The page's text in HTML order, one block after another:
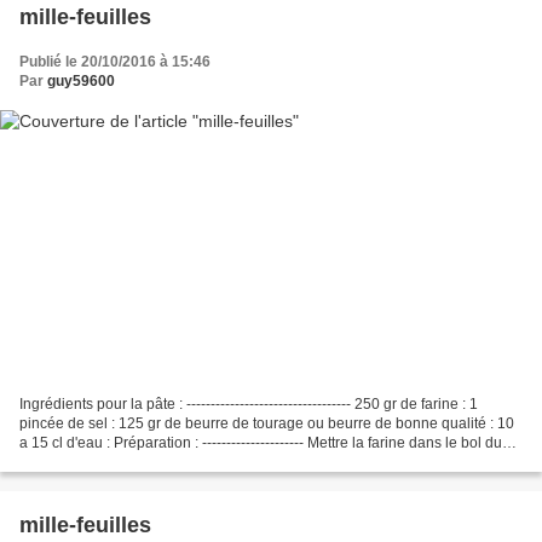
mille-feuilles
Publié le 20/10/2016 à 15:46
Par guy59600
Ingrédients pour la pâte : ---------------------------------- 250 gr de farine : 1
pincée de sel : 125 gr de beurre de tourage ou beurre de bonne qualité : 10
a 15 cl d'eau : Préparation : --------------------- Mettre la farine dans le bol du
mille-feuilles